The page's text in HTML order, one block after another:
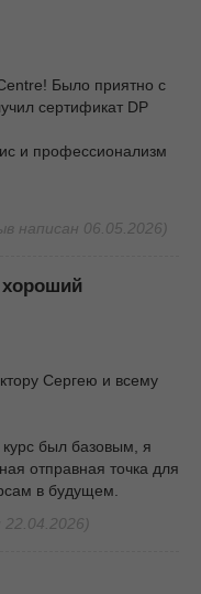
Было приятно с
сертификат DP
и профессионализм
написан 06.05.2026)
Сергею и всему
был базовым, я
отправная точка для
в будущем.